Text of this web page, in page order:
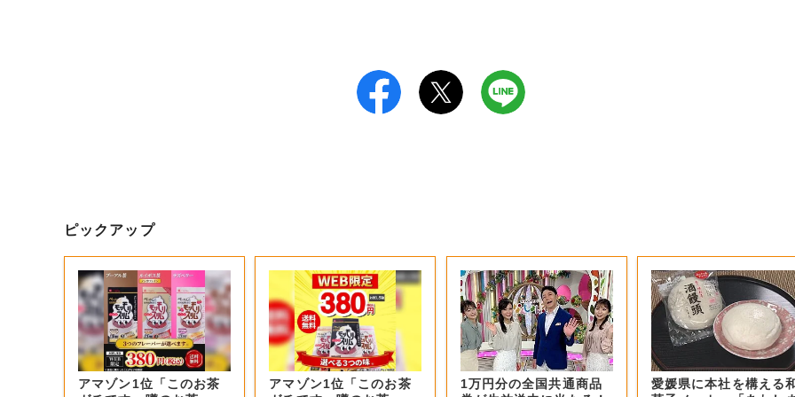
ピックアップ
アマゾン1位「このお茶
アマゾン1位「このお茶
1万円分の全国共通商品
愛媛県に本社を構える